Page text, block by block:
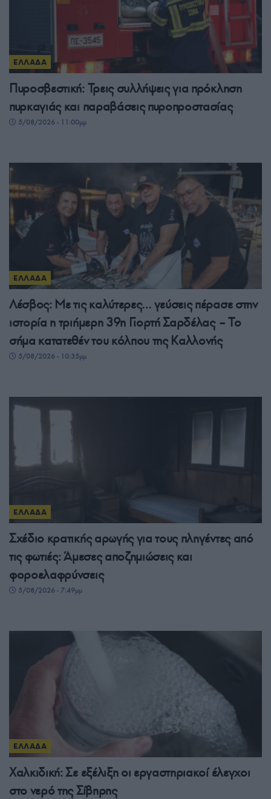
ΕΛΛΑΔΑ
Πυροσβεστική: Τρεις συλλήψεις για πρόκληση
πυρκαγιάς και παραβάσεις πυροπροστασίας
5/08/2026 - 11:00μμ
ΕΛΛΑΔΑ
Λέσβος: Με τις καλύτερες… γεύσεις πέρασε στην
ιστορία η τριήμερη 39η Γιορτή Σαρδέλας – Το
σήμα κατατεθέν του κόλπου της Καλλονής
5/08/2026 - 10:35μμ
ΕΛΛΑΔΑ
Σχέδιο κρατικής αρωγής για τους πληγέντες από
τις φωτιές: Άμεσες αποζημιώσεις και
φοροελαφρύνσεις
5/08/2026 - 7:49μμ
ΕΛΛΑΔΑ
Χαλκιδική: Σε εξέλιξη οι εργαστηριακοί έλεγχοι
στο νερό της Σίβηρης